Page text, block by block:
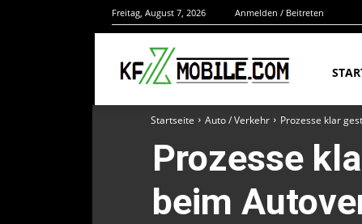
Freitag, August 7, 2026 Anmelden / Beitreten
Startseite Auto / Verkehr Prozesse klar
Prozesse
beim